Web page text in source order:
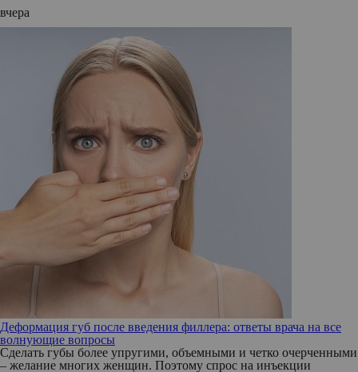
вчера
Деформация губ после введения филлера: ответы врача на все
волнующие вопросы
Сделать губы более упругими, объемными и четко очерченными
– желание многих женщин. Поэтому спрос на инъекции